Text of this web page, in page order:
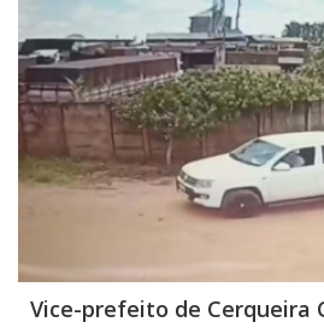
Vice-prefeito de Cerqueira